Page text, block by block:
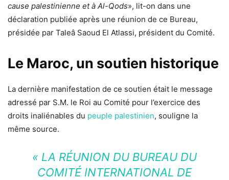
cause palestinienne et à Al-Qods», lit-on dans une
déclaration publiée après une réunion de ce Bureau,
présidée par Taleâ Saoud El Atlassi, président du Comité.
Le Maroc, un soutien historique
La dernière manifestation de ce soutien était le message
adressé par S.M. le Roi au Comité pour l’exercice des
droits inaliénables du peuple palestinien, souligne la
même source.
« LA RÉUNION DU BUREAU DU
COMITÉ INTERNATIONAL DE